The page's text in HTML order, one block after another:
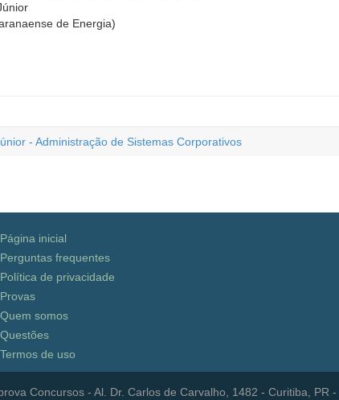
de Energia)
- Administração de Sistemas Corporativos
Página inicial
Perguntas frequentes
Política de privacidade
Provas
Quem somos
Questões
Termos de uso
Concursos - Al. Dr. Carlos de Carvalho, 1482 - Curitiba, PR -